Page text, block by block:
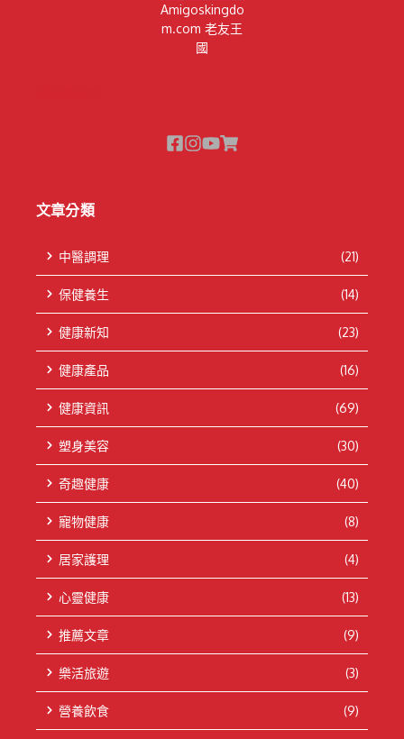
Amigoskingdo
m.com 老友王
國
文章分類
中醫調理 (21)
保健養生 (14)
健康新知 (23)
健康產品 (16)
健康資訊 (69)
塑身美容 (30)
奇趣健康 (40)
寵物健康 (8)
居家護理 (4)
心靈健康 (13)
推薦文章 (9)
樂活旅遊 (3)
營養飲食 (9)